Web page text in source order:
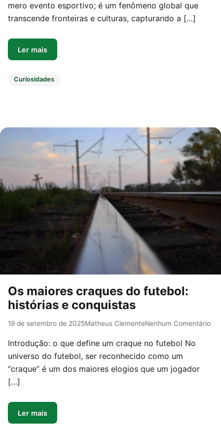
mero evento esportivo; é um fenômeno global que
transcende fronteiras e culturas, capturando a […]
Ler mais
Curiosidades
Os maiores craques do futebol:
histórias e conquistas
19 de setembro de 2025Matheus ClementeNenhum Comentário
Introdução: o que define um craque no futebol No
universo do futebol, ser reconhecido como um
“craque” é um dos maiores elogios que um jogador
[…]
Ler mais